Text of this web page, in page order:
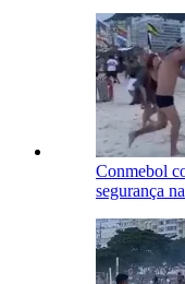
Conmebol
segurança